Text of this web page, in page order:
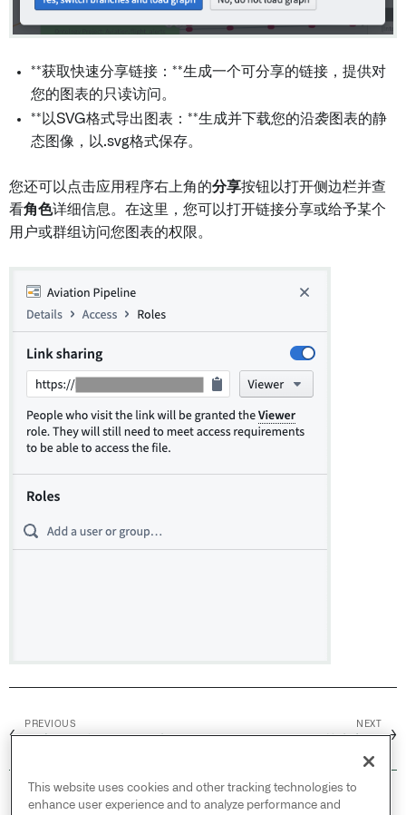
**获取快速分享链接：**生成一个可分享的链接，提供对
您的图表的只读访问。
**以SVG格式导出图表：**生成并下载您的沿袭图表的静
态图像，以.svg格式保存。
您还可以点击应用程序右上角的分享按钮以打开侧边栏并查
看角色详细信息。在这里，您可以打开链接分享或给予某个
用户或群组访问您图表的权限。
←
PREVIOUS NEXT
→
© 2026 Palantir Technologies Inc. All rights
This website uses cookies and other tracking technologies to
enhance user experience and to analyze performance and